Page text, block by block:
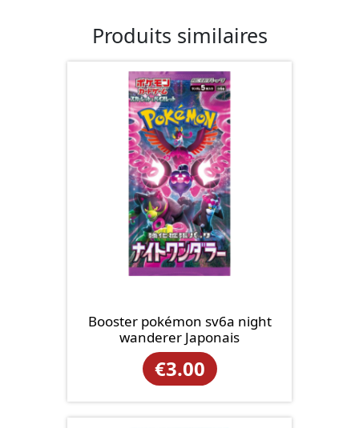
Produits similaires
Booster pokémon sv6a night
wanderer Japonais
€3.00